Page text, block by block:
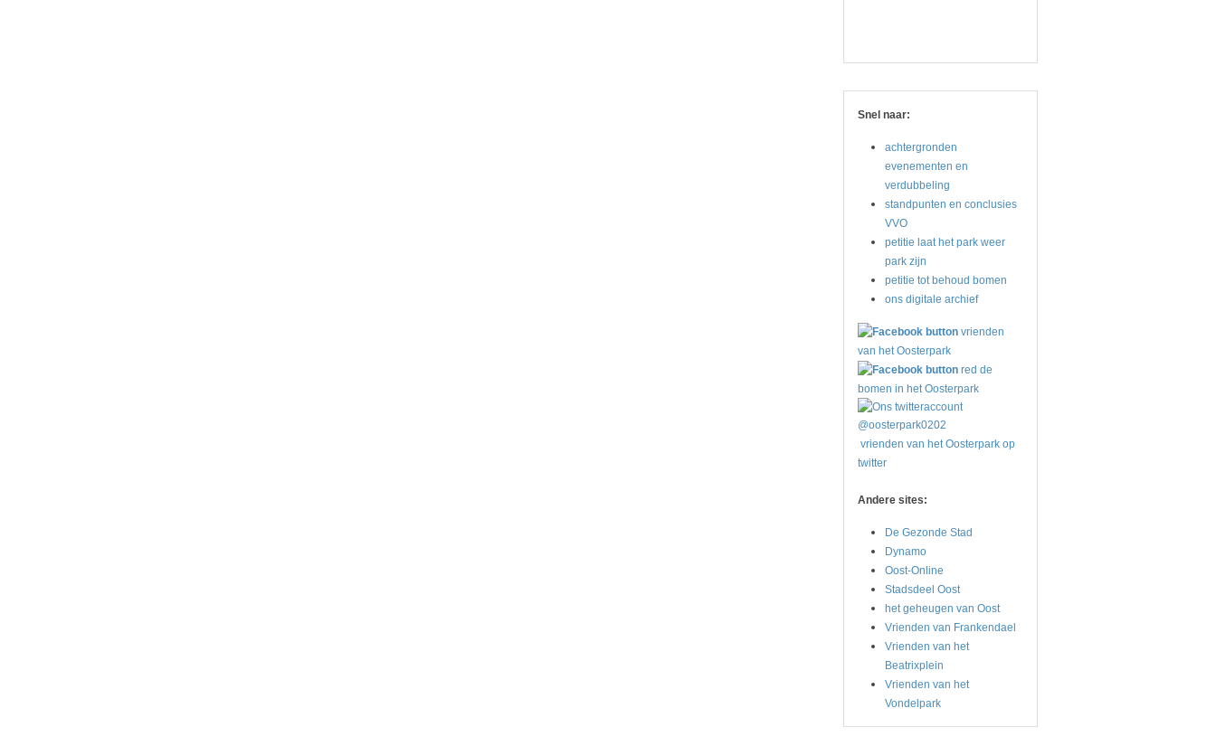
Snel naar:
achtergronden
evenementen en
verdubbeling
standpunten en conclusies
VVO
petitie laat het park weer
park zijn
petitie tot behoud bomen
ons digitale archief
vrienden
van het Oosterpark
red de
bomen in het Oosterpark
vrienden van het Oosterpark op
twitter
Andere sites:
De Gezonde Stad
Dynamo
Oost-Online
Stadsdeel Oost
het geheugen van Oost
Vrienden van Frankendael
Vrienden van het
Beatrixplein
Vrienden van het
Vondelpark